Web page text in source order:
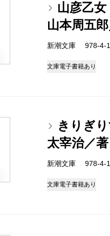
山彦乙女
山本周五
新潮文庫 978-4-
文庫電子書籍あり
きりぎ
太宰治／著
新潮文庫 978-4-
文庫電子書籍あり